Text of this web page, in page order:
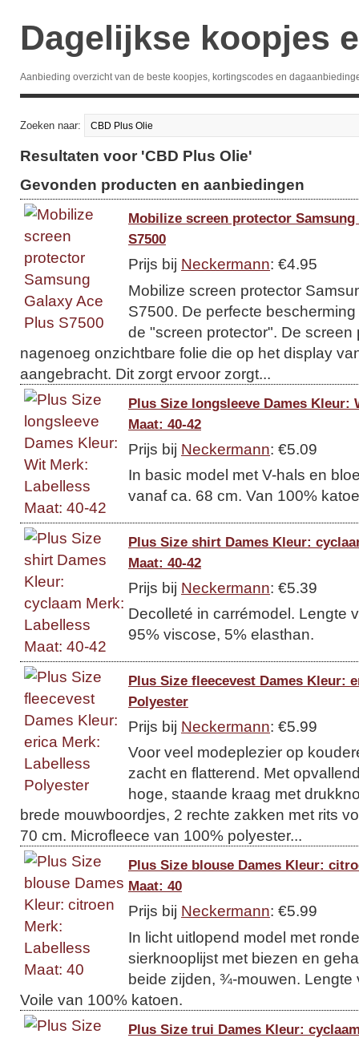
Dagelijkse koopjes
Aanbieding overzicht van de beste koopjes, kortingscodes en
Zoeken naar:
Resultaten voor 'CBD Plus Olie'
Gevonden producten en aanbiedingen
Mobilize screen protector Samsung
S7500
Prijs bij Neckermann: €4.95
Mobilize screen protector
S7500. De perfecte
de "screen protector". De screen
nagenoeg onzichtbare folie die op het display
aangebracht. Dit zorgt ervoor zorgt...
Plus Size longsleeve Dames Kleur:
Maat: 40-42
Prijs bij Neckermann: €5.09
In basic model met V-hals en
vanaf ca. 68 cm. Van 100%
Plus Size shirt Dames Kleur:
Maat: 40-42
Prijs bij Neckermann: €5.39
Decolleté in carrémodel. Lengte
95% viscose, 5% elasthan.
Plus Size fleecevest Dames Kleur:
Polyester
Prijs bij Neckermann: €5.99
Voor veel modeplezier op
zacht en flatterend. Met
hoge, staande kraag met
brede mouwboordjes, 2 rechte zakken met rits
70 cm. Microfleece van 100% polyester...
Plus Size blouse Dames Kleur:
Maat: 40
Prijs bij Neckermann: €5.99
In licht uitlopend model met
sierknooplijst met biezen en
beide zijden, ¾-mouwen. Lengte
Voile van 100% katoen.
Plus Size trui Dames Kleur: